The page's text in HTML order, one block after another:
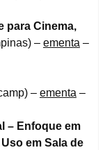
para Cinema,
– ementa –
– ementa –
– Enfoque em
em Sala de